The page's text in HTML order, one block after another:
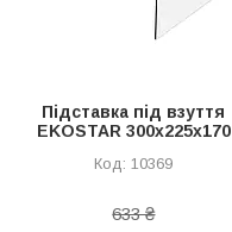
Підставка під взуття
EKOSTAR 300х225х170
10369
633 ₴